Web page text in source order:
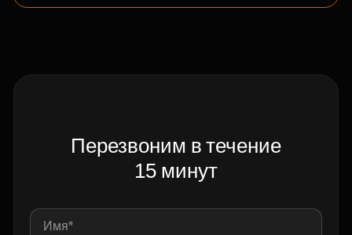
Перезвоним в течение
15 минут